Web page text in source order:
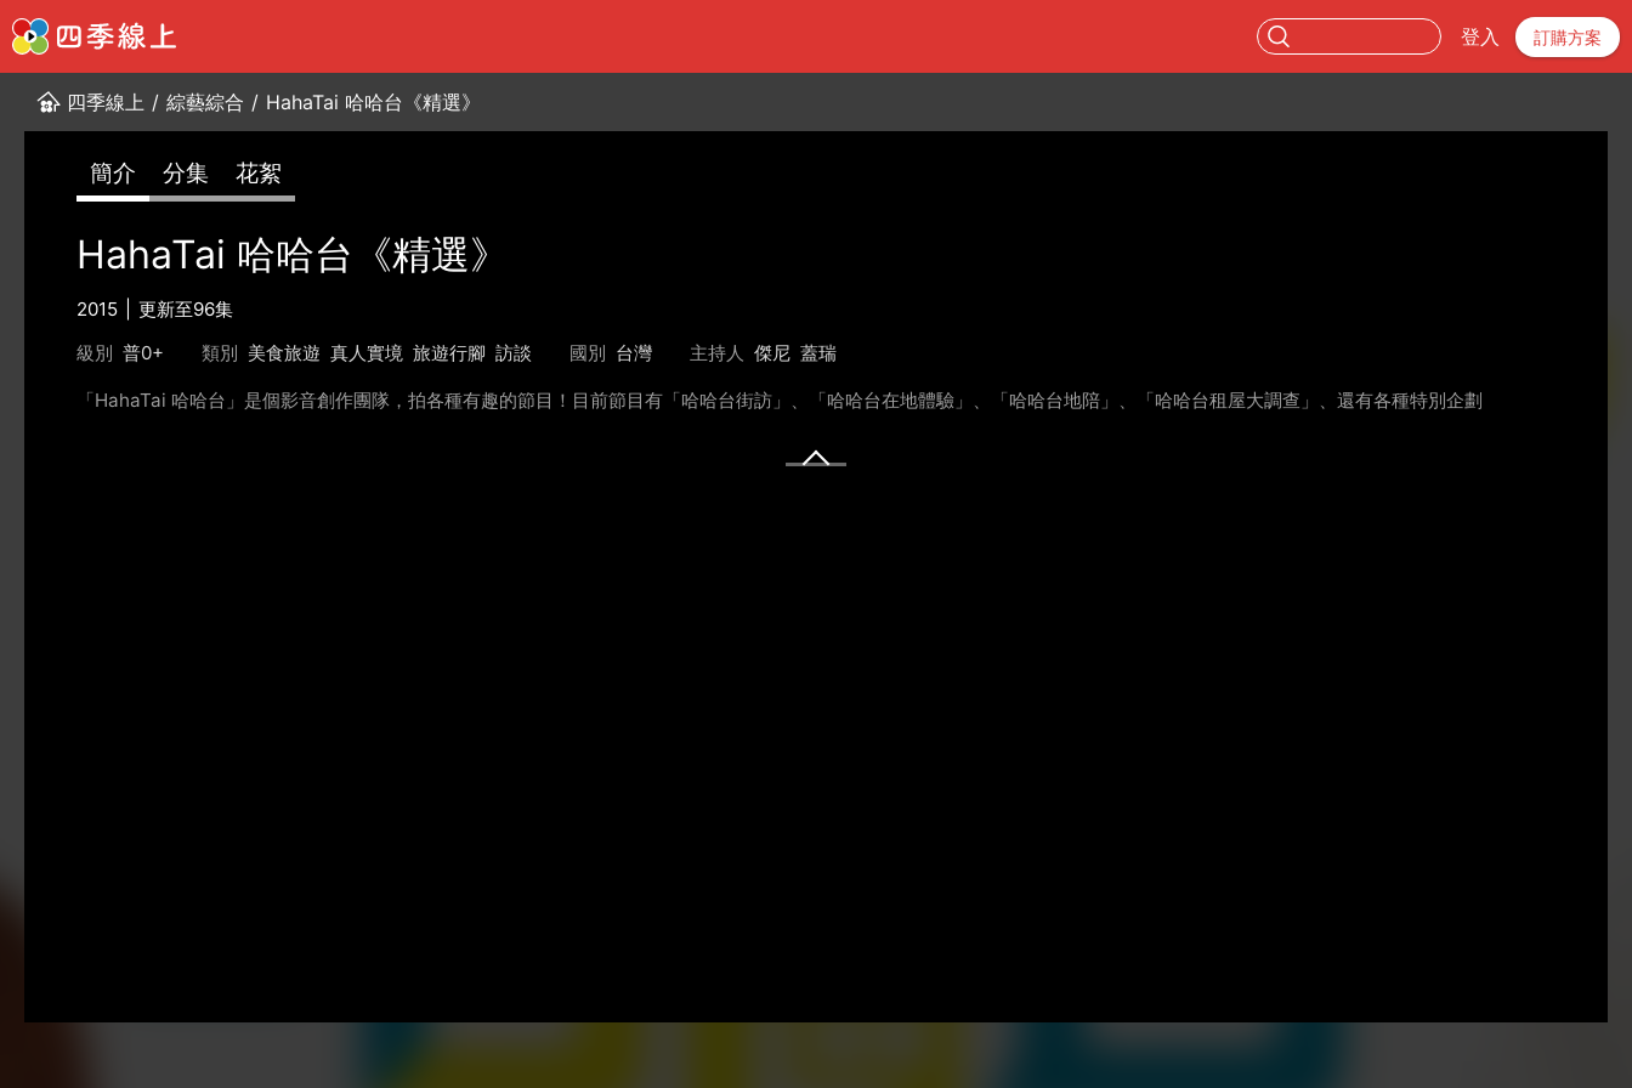
登入 訂購方案
四季線上 / 綜藝綜合 / HahaTai 哈哈台《精選》
簡介 分集 花絮
HahaTai 哈哈台《精選》
2015
更新至96集
級別 普0+ 類別 美食旅遊 真人實境 旅遊行腳 訪談 國別 台灣 主持人 傑尼 蓋瑞
「HahaTai 哈哈台」是個影音創作團隊，拍各種有趣的節目！目前節目有「哈哈台街訪」、「哈哈台在地體驗」、「哈哈台地陪」、「哈哈台租屋大調查」、還有各種特別企劃